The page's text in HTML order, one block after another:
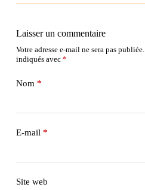
Laisser un commentaire
Votre adresse e-mail ne sera pas publiée.
indiqués avec *
Nom *
E-mail *
Site web